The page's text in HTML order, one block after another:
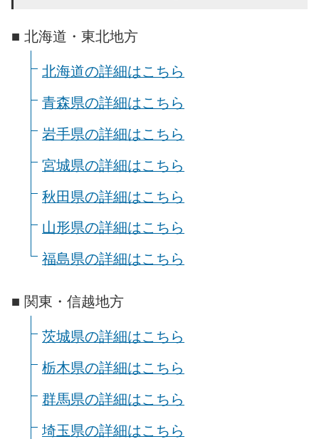
■ 北海道・東北地方
北海道の詳細はこちら
青森県の詳細はこちら
岩手県の詳細はこちら
宮城県の詳細はこちら
秋田県の詳細はこちら
山形県の詳細はこちら
福島県の詳細はこちら
■ 関東・信越地方
茨城県の詳細はこちら
栃木県の詳細はこちら
群馬県の詳細はこちら
埼玉県の詳細はこちら